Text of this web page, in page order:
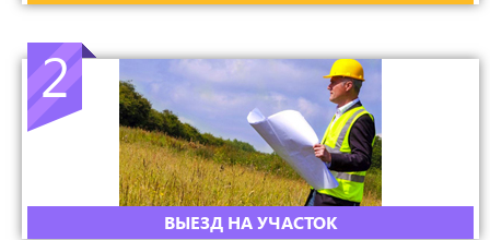
2
ВЫЕЗД НА УЧАСТОК